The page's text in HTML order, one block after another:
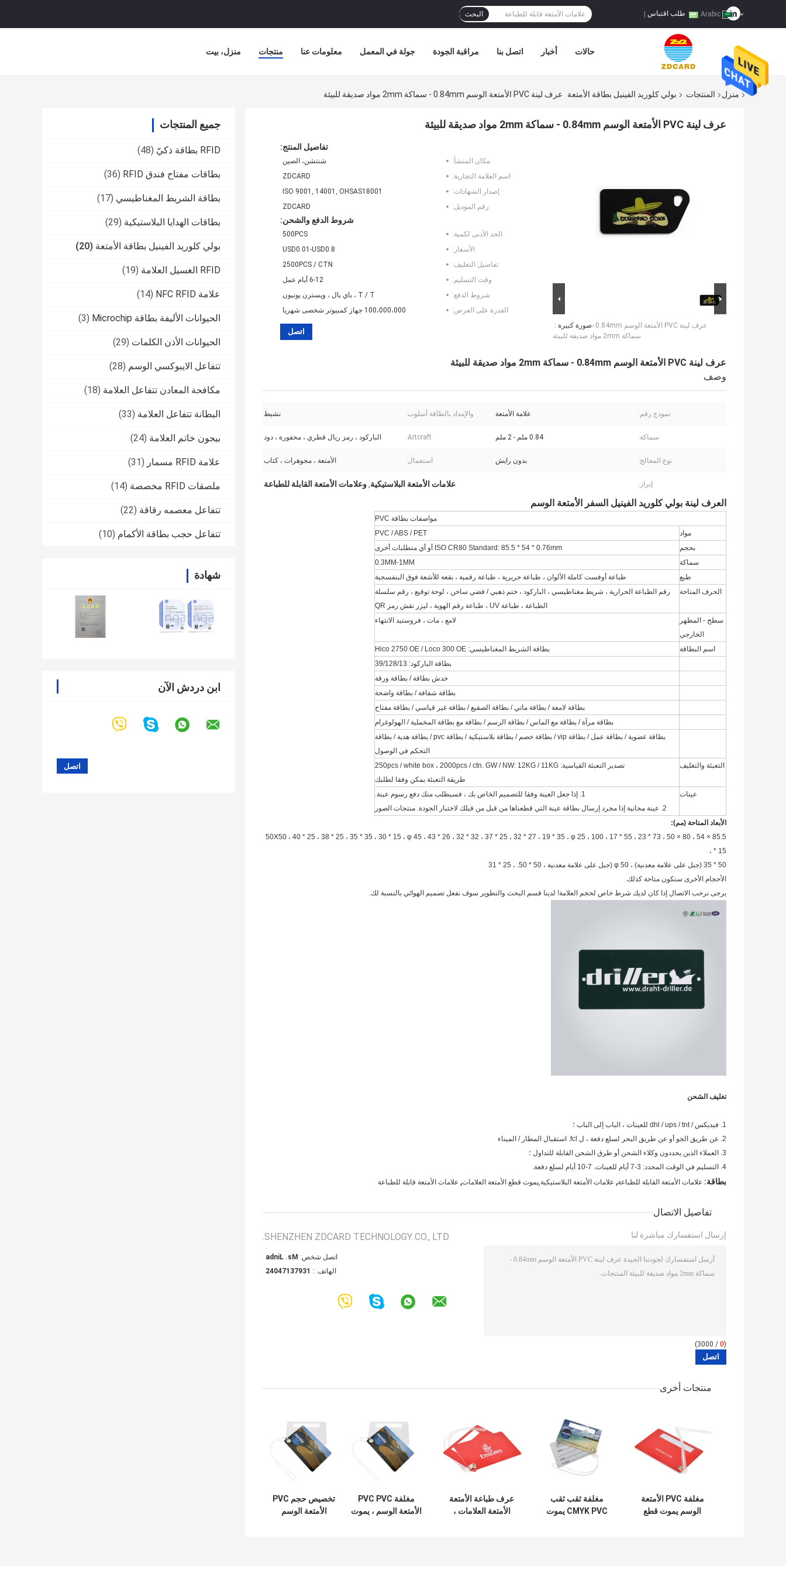
طلب اقتباس البحث
منزل، بيت منتجات معلومات عنا جولة في المعمل مراقبة الجودة اتصل بنا أخبار حالات
منزل المنتجات بولي كلوريد الفينيل بطاقة الأمتعة عرف لينة PVC الأمتعة الوسم 0.84mm - سماكة 2mm مواد صديقة للبيئة
جميع المنتجات
RFID بطاقة ذكيّ (48)
بطاقات مفتاح فندق RFID (36)
بطاقة الشريط المغناطيسي (17)
بطاقات الهدايا البلاستيكية (29)
بولي كلوريد الفينيل بطاقة الأمتعة (20)
RFID الغسيل العلامة (19)
علامة NFC RFID (14)
الحيوانات الأليفة بطاقة Microchip (3)
الحيوانات الأذن الكلمات (29)
تتفاعل الايبوكسي الوسم (28)
مكافحة المعادن تتفاعل العلامة (18)
البطانة تتفاعل العلامة (33)
بيجون خاتم العلامة (24)
علامة RFID مسمار (31)
ملصقات RFID مخصصة (14)
تتفاعل معصمه رقاقة (22)
تتفاعل حجب بطاقة الأكمام (10)
شهادة
ابن دردش الآن
عرف لينة PVC الأمتعة الوسم 0.84mm - سماكة 2mm مواد صديقة للبيئة
صورة كبيرة :عرف لينة PVC الأمتعة الوسم 0.84mm -
سماكة 2mm مواد صديقة للبيئة
تفاصيل المنتج:
مكان المنشأ:
شنتشن، الصين
اسم العلامة التجارية:
ZDCARD
إصدار الشهادات:
ISO 9001, 14001, OHSAS18001
رقم الموديل:
ZDCARD
شروط الدفع والشحن:
الحد الأدنى لكمية:
500PCS
الأسعار:
USD0.01-USD0.8
تفاصيل التغليف:
2500PCS / CTN
وقت التسليم:
6-12 أيام عمل
شروط الدفع:
T / T ، باي بال ، ويسترن يونيون
القدرة على العرض:
100،000،000 جهاز كمبيوتر شخصى شهريا
اتصل
عرف لينة PVC الأمتعة الوسم 0.84mm - سماكة 2mm مواد صديقة للبيئة
وصف
نموذج رقم: علامة الأمتعة والإمداد بالطاقة أسلوب: نشيط
سماكة: 0.84 ملم - 2 ملم Artcraft: الباركود ، رمز ريال قطري ، محفورة ، دود
نوع المعالج: بدون رايش استعمال: الأمتعة ، مجوهرات ، كتاب
إبراز: علامات الأمتعة البلاستيكية, وعلامات الأمتعة القابلة للطباعة
العرف لينة بولي كلوريد الفينيل السفر الأمتعة الوسم
مواصفات بطاقة PVC
مواد
PVC / ABS / PET
بحجم
ISO CR80 Standard: 85.5 * 54 * 0.76mm أو أي متطلبات أخرى
سماكة
0.3MM-1MM
طبع
طباعة أوفست كاملة الألوان ، طباعة حريرية ، طباعة رقمية ، بقعة للأشعة فوق البنفسجية
الحرف المتاحة
رقم الطباعة الحرارية ، شريط مغناطيسي ، الباركود ، ختم ذهبي / فضي ساخن ، لوحة توقيع ، رقم سلسلة
الطباعة ، طباعة UV ، طباعة رقم الهوية ، ليزر نقش رمز QR
سطح - المظهر
الخارجي
لامع ، مات ، فروستيد الانتهاء
اسم البطاقة
بطاقة الشريط المغناطيسي: Hico 2750 OE / Loco 300 OE
بطاقة الباركود: 39/128/13
خدش بطاقة / بطاقة ورقة
بطاقة شفافة / بطاقة واضحة
بطاقة لامعة / بطاقة ماتي / بطاقة الصقيع / بطاقة غير قياسي / بطاقة مفتاح
بطاقة مرآة / بطاقة مع الماس / بطاقة الرسم / بطاقة مع بطاقة المخملية / الهولوغرام
بطاقة عضوية / بطاقة عمل / بطاقة vip / بطاقة خصم / بطاقة بلاستيكية / بطاقة pvc / بطاقة هدية / بطاقة
التحكم في الوصول
التعبئة والتغليف
تصدير التعبئة القياسية: 250pcs / white box ، 2000pcs / ctn. GW / NW: 12KG / 11KG
طريقة التعبئة يمكن وفقا لطلبك
عينات
1. إذا جعل العينة وفقا للتصميم الخاص بك ، فسيطلب منك دفع رسوم عينة.
2. عينة مجانية إذا مجرد إرسال بطاقة عينة التي قطعناها من قبل من قبلك لاختبار الجودة. منتجات الصور
الأبعاد المتاحة (مم):
85.5 × 54 ، 80 × 50 ، 73 * 23 ، 55 * 17 ، 50X50 ، 40 * 25 ، 38 * 25 ، 35 * 35 ، 30 * 15 ، φ 45 ، 43 * 26 ، 32 * 32 ، 37 * 25 ، 32 * 27 ، 19 * 35 ، φ 25 ، 100
* 15 ،
50 * 35 (جبل على علامة معدنية) ، φ 50 (جبل على علامة معدنية ، 50 * 50. ، 25 * 31
الأحجام الأخرى ستكون متاحة كذلك.
يرجى نرحب الاتصال إذا كان لديك شرط خاص لحجم العلامة! لدينا قسم البحث والتطوير سوف نفعل تصميم الهوائي بالنسبة لك.
تغليف الشحن
1. فيديكس / dhl / ups / tnt للعينات ، الباب إلى الباب ؛
2. عن طريق الجو أو عن طريق البحر لسلع دفعة ، ل fcl.
استقبال المطار / الميناء
3. العملاء الذين يحددون وكلاء الشحن أو طرق الشحن القابلة للتداول ؛
4. التسليم في الوقت المحدد: 3-7 أيام للعينات.
7-10 أيام لسلع دفعة.
بطاقة: علامات الأمتعة القابلة للطباعة, علامات الأمتعة البلاستيكية,يموت قطع الأمتعة العلامات, علامات الأمتعة قابلة للطباعة
تفاصيل الاتصال
SHENZHEN ZDCARD TECHNOLOGY CO., LTD.
اتصل شخص: Ms. Linda
الهاتف :: 13973174042
إرسال استفسارك مباشرة لنا
(
0
/ 3000)
منتجات أخرى
مغلفة PVC الأمتعة
الوسم يموت قطع
مغلفة ثقب ثقب
CMYK PVC يموت
عرف طباعة الأمتعة
الأمتعة العلامات ،
مغلفة PVC PVC
الأمتعة الوسم ، يموت
تخصيص حجم PVC
الأمتعة الوسم